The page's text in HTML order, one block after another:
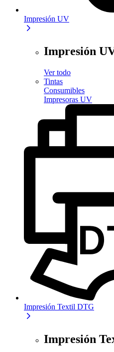
Impresión UV
Impresión
Ver todo
Tintas
Consumibles
Impresoras UV
Impresión Textil DTG
Impresión